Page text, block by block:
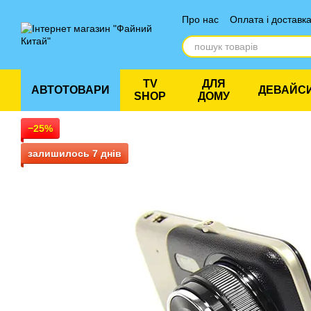
Про нас
Оплата і доставка
Відгуки про магазин
АВТОТОВАРИ
TV
SHOP
ДЛЯ
ДОМУ
−25%
залишилось 7 днів